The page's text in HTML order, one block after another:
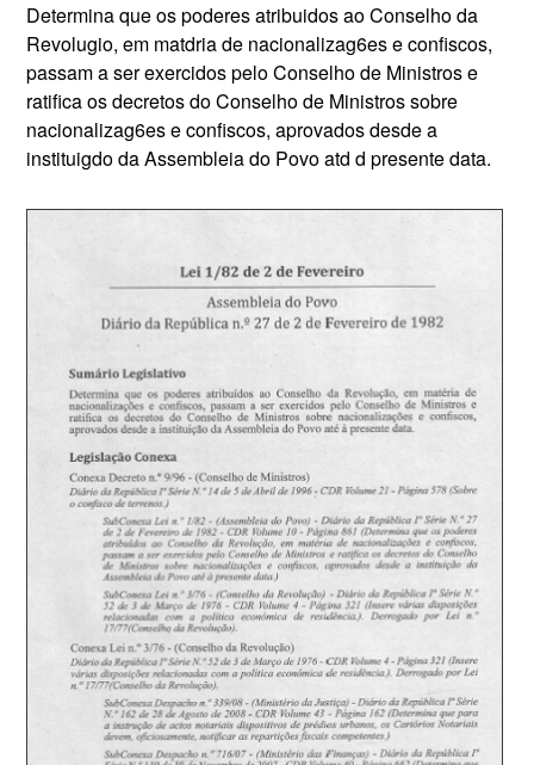
Determina que os poderes atribuidos ao Conselho da
Revolugio, em matdria de nacionalizag6es e confiscos,
passam a ser exercidos pelo Conselho de Ministros e
ratifica os decretos do Conselho de Ministros sobre
nacionalizag6es e confiscos, aprovados desde a
instituigdo da Assembleia do Povo atd d presente data.